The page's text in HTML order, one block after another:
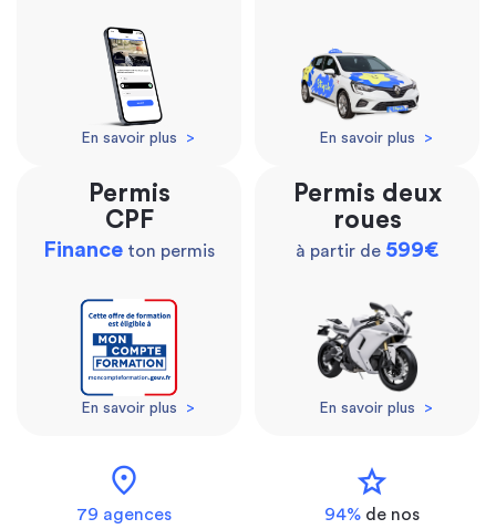
En savoir plus > En savoir plus >
Permis
CPF
Finance ton permis
En savoir plus >
Permis deux
roues
à partir de 599€
En savoir plus >
location_on
79 agences
star
94% de nos